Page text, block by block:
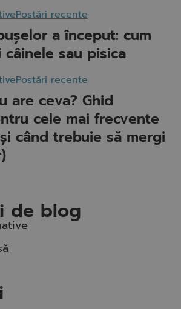
Postări recente
a început: cum
sau pisica
Postări recente
are ceva? Ghid
cele mai frecvente
când trebuie să mergi
de blog